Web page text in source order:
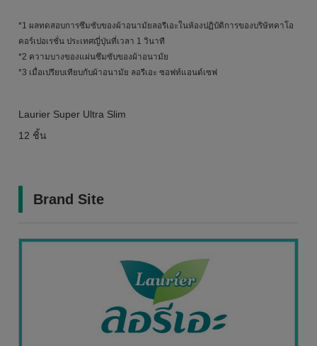
*1 ผลทดสอบการซึมซับของผ้าอนามัยลอรีเอะในห้องปฏิบัติการของบริษัทคาโอ
คอร์เปอเรชั่น ประเทศญี่ปุ่นที่เวลา 1 วินาที
*2 ความบางของแผ่นซึมซับของผ้าอนามัย
*3 เมื่อเปรียบเทียบกับผ้าอนามัย ลอรีเอะ ซอฟท์แอนด์เซฟ
Laurier Super Ultra Slim
12 ชิ้น
Brand Site